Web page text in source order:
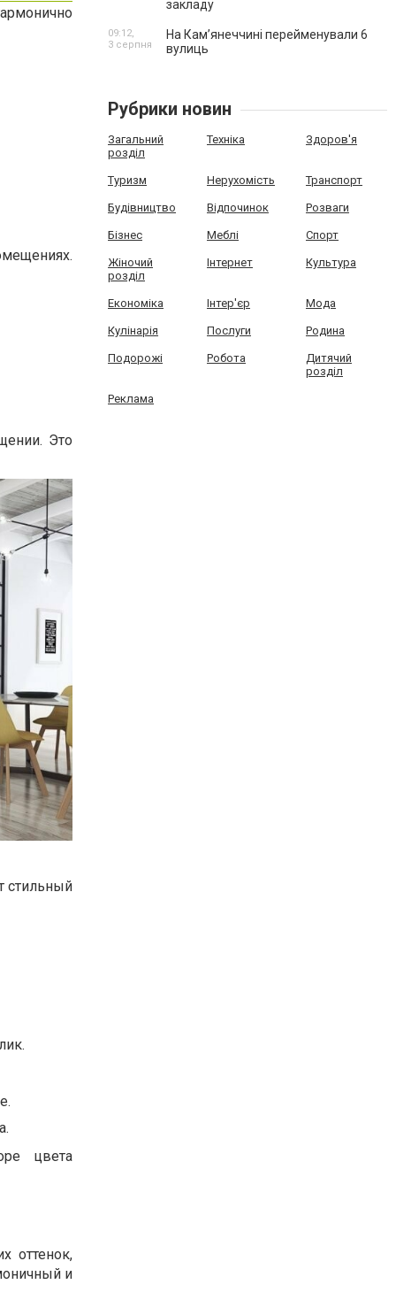
Это
стильный
цвета
оттенок,
и
закладу
На Камʼянеччині перейменували 6
вулиць
09:12,
3 серпня
Рубрики новин
Загальний
розділ
Техніка Здоров'я
Туризм Нерухомість Транспорт
Будівництво Відпочинок Розваги
Бізнес Меблі Спорт
Жіночий
розділ
Інтернет Культура
Економіка Інтер'єр Мода
Кулінарія Послуги Родина
Подорожі Робота
Дитячий
розділ
Реклама